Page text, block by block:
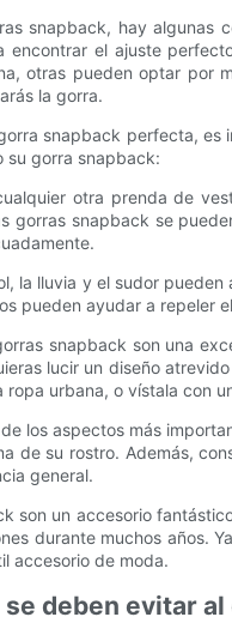
snapback, hay algunas
encontrar el ajuste
otras pueden optar por
la gorra.
snapback perfecta,
su gorra snapback:
otra prenda de
gorras snapback se
la lluvia y el sudor
pueden ayudar a repeler
snapback son una
lucir un diseño
ropa urbana, o vístala con
los aspectos más
de su rostro. Además,
general.
son un accesorio
durante muchos años.
accesorio de moda.
deben evitar